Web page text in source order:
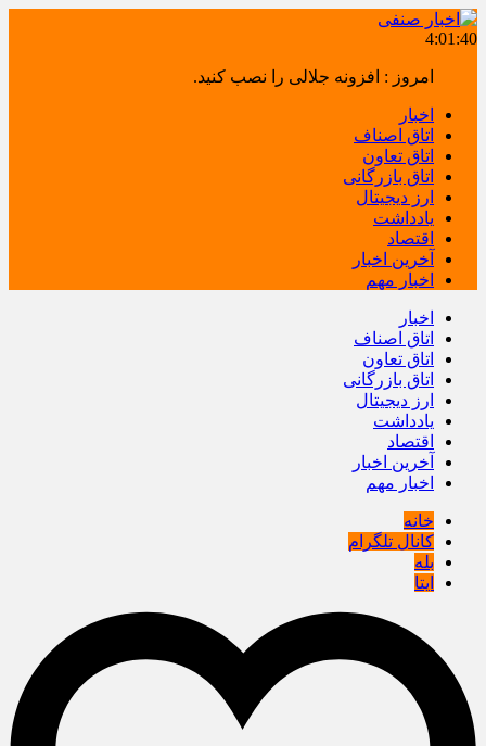
4:01:41
امروز : افزونه جلالی را نصب کنید.
اخبار
اتاق اصناف
اتاق تعاون
اتاق بازرگانی
ارز دیجیتال
یادداشت
اقتصاد
آخرین اخبار
اخبار مهم
اخبار
اتاق اصناف
اتاق تعاون
اتاق بازرگانی
ارز دیجیتال
یادداشت
اقتصاد
آخرین اخبار
اخبار مهم
خانه
کانال تلگرام
بله
ایتا